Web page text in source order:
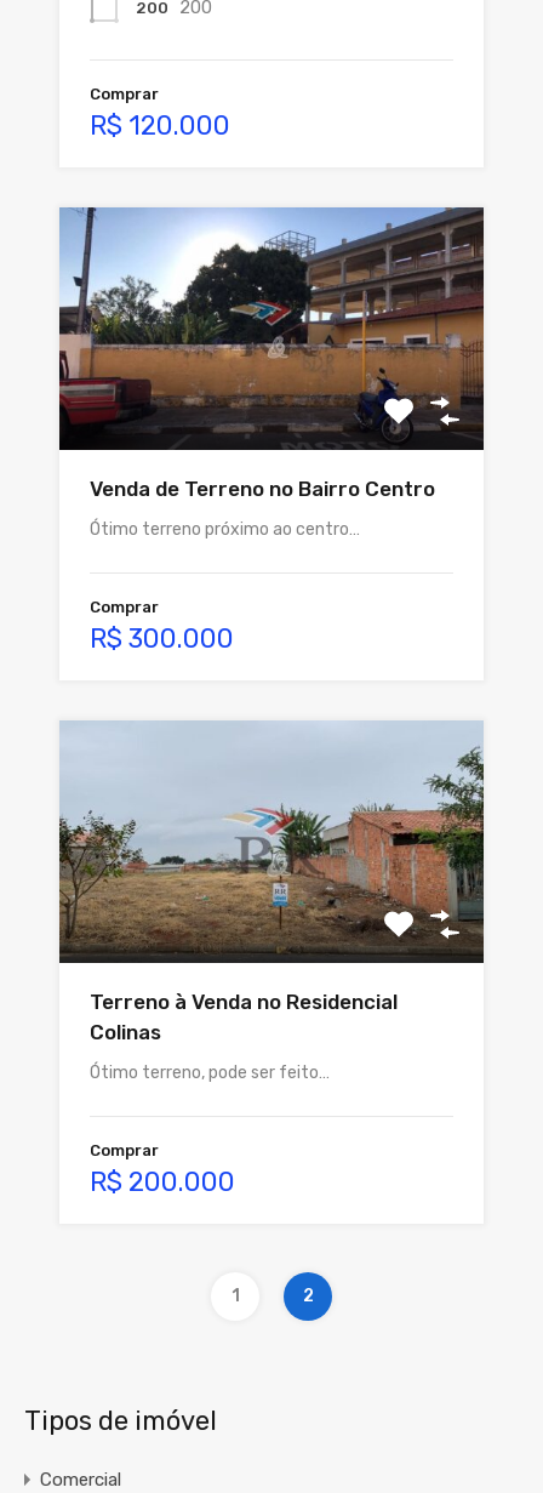
200 200
Comprar
R$ 120.000
Venda de Terreno no Bairro Centro
Ótimo terreno próximo ao centro…
Comprar
R$ 300.000
Terreno à Venda no Residencial
Colinas
Ótimo terreno, pode ser feito…
Comprar
R$ 200.000
1 2
Tipos de imóvel
Comercial